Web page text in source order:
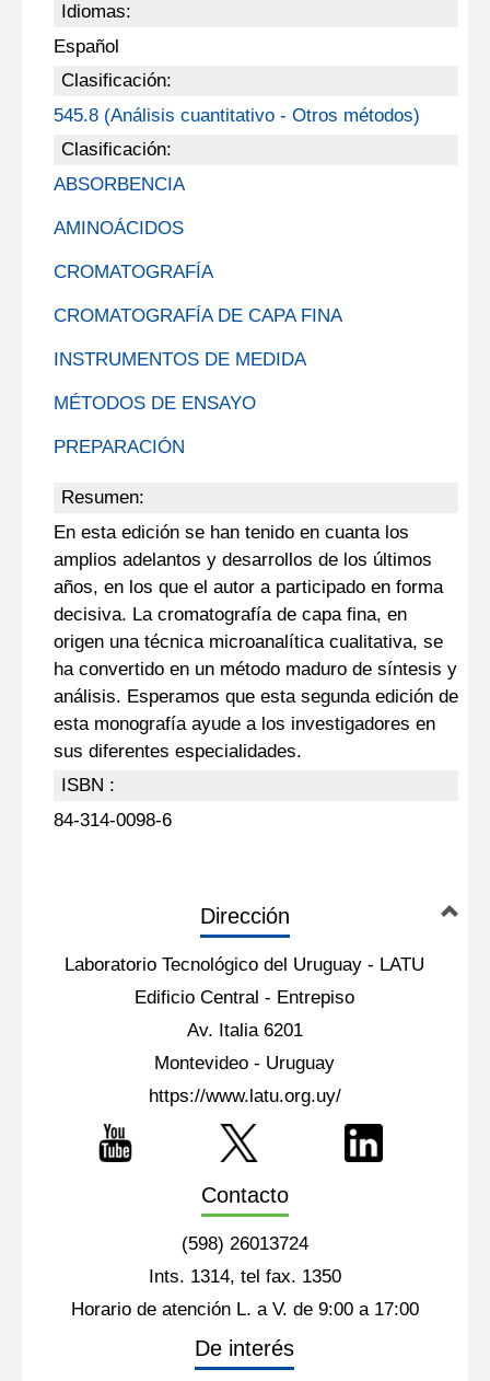
Idiomas:
Español
Clasificación:
545.8 (Análisis cuantitativo - Otros métodos)
Clasificación:
ABSORBENCIA
AMINOÁCIDOS
CROMATOGRAFÍA
CROMATOGRAFÍA DE CAPA FINA
INSTRUMENTOS DE MEDIDA
MÉTODOS DE ENSAYO
PREPARACIÓN
Resumen:
En esta edición se han tenido en cuanta los
amplios adelantos y desarrollos de los últimos
años, en los que el autor a participado en forma
decisiva. La cromatografía de capa fina, en
origen una técnica microanalítica cualitativa, se
ha convertido en un método maduro de síntesis y
análisis. Esperamos que esta segunda edición de
esta monografía ayude a los investigadores en
sus diferentes especialidades.
ISBN :
84-314-0098-6
Dirección
Laboratorio Tecnológico del Uruguay - LATU
Edificio Central - Entrepiso
Av. Italia 6201
Montevideo - Uruguay
https://www.latu.org.uy/
Contacto
(598) 26013724
Ints. 1314, tel fax. 1350
Horario de atención L. a V. de 9:00 a 17:00
De interés